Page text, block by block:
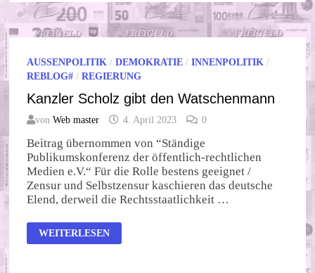
NOCH
SEIN?
AUSSENPOLITIK /DEMOKRATIE /INNENPOLITIK /
REBLOG# /REGIERUNG
Kanzler Scholz gibt den Watschenmann
vonWeb master 4. April 2023 0
Beitrag übernommen von “Ständige
Publikumskonferenz der öffentlich-rechtlichen
Medien e.V.“ Für die Rolle bestens geeignet /
Zensur und Selbstzensur kaschieren das deutsche
Elend, derweil die Rechtsstaatlichkeit …
KANZLER
SCHOLZ
WEITERLESEN